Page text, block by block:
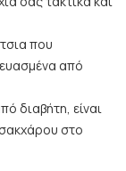
που
από
διαβήτη, είναι
στο